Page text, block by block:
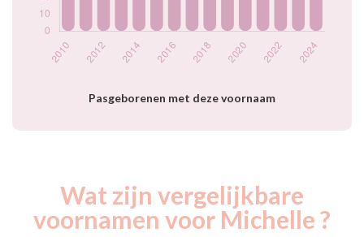
Pasgeborenen met deze voornaam
Popularité du
2023
25
Wat zijn vergelijkbare
voornamen voor Michelle ?